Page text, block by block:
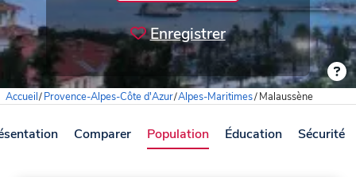
Enregistrer
Accueil/Provence-Alpes-Côte d'Azur/Alpes-Maritimes/Malaussène
Comparer Population Éducation Sécurité